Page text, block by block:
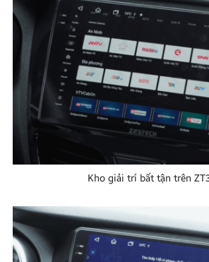
Kho giải trí bất tận trên